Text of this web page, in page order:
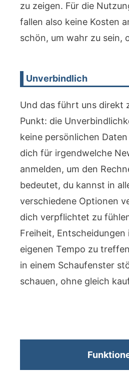
zu zeigen. Für die
fallen also keine Kosten
schön, um wahr zu sein,
Unverbindlich
Und das führt uns direkt
Punkt: die
keine persönlichen
dich für irgendwelche
anmelden, um den
bedeutet, du kannst in
verschiedene Optionen
dich verpflichtet zu
Freiheit, Entscheidungen
eigenen Tempo zu
in einem Schaufenster
schauen, ohne gleich